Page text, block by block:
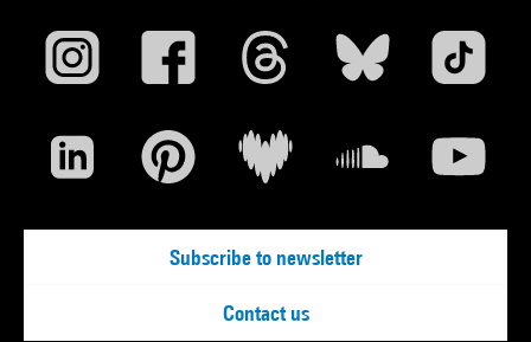
Subscribe to newsletter
Contact us